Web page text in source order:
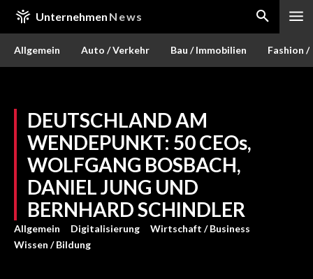
Unternehmen News
Allgemein Auto / Verkehr Bau / Immobilien Fashion /
DEUTSCHLAND AM
WENDEPUNKT: 50 CEOs,
WOLFGANG BOSBACH,
DANIEL JUNG UND
BERNHARD SCHINDLER
Allgemein Digitalisierung
Wirtschaft / Business
Wissen / Bildung